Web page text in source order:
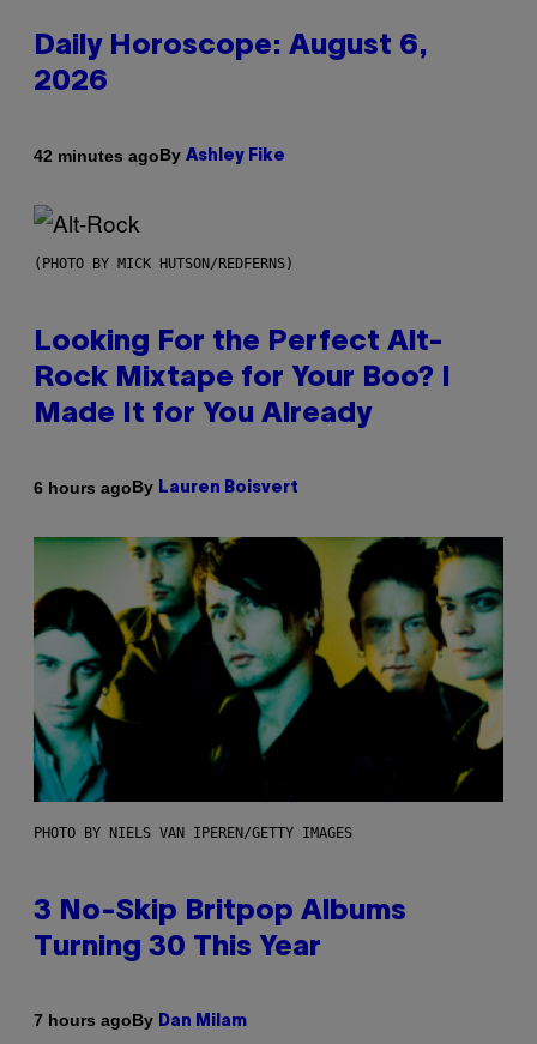
Daily Horoscope: August 6,
2026
42 minutes agoBy Ashley Fike
(PHOTO BY MICK HUTSON/REDFERNS)
Looking For the Perfect Alt-
Rock Mixtape for Your Boo? I
Made It for You Already
6 hours agoBy Lauren Boisvert
PHOTO BY NIELS VAN IPEREN/GETTY IMAGES
3 No-Skip Britpop Albums
Turning 30 This Year
7 hours agoBy Dan Milam